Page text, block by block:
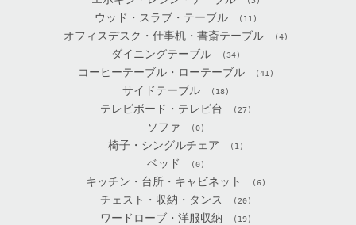
ウッド・スラブ・テーブル (11)
オフィスデスク・仕事机・書斎テーブル (4)
ダイニングテーブル (34)
コーヒーテーブル・ローテーブル (41)
サイドテーブル (18)
テレビボード・テレビ台 (27)
ソファ (0)
椅子・シングルチェア (1)
ベッド (0)
キッチン・台所・キャビネット (6)
チェスト・収納・タンス (20)
ワードローブ・洋服収納 (19)